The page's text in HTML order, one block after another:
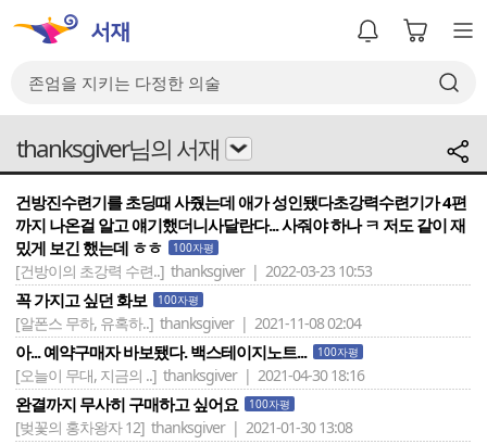
thanksgiver님의 서재
건방진수련기를 초딩때 사줬는데 애가 성인됐다초강력수련기가 4편
까지 나온걸 알고 얘기했더니사달란다... 사줘야 하나 ㅋ 저도 같이 재
밌게 보긴 했는데 ㅎㅎ
100자평
[건방이의 초강력 수련..] thanksgiver | 2022-03-23 10:53
꼭 가지고 싶던 화보 100자평
[알폰스 무하, 유혹하..] thanksgiver | 2021-11-08 02:04
아... 예약구매자 바보됐다. 백스테이지노트... 100자평
[오늘이 무대, 지금의 ..] thanksgiver | 2021-04-30 18:16
완결까지 무사히 구매하고 싶어요 100자평
[벚꽃의 홍차왕자 12] thanksgiver | 2021-01-30 13:08